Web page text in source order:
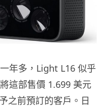
年多，Light L16 似乎
這部售價 1.699 美元
之前預訂的客戶。日